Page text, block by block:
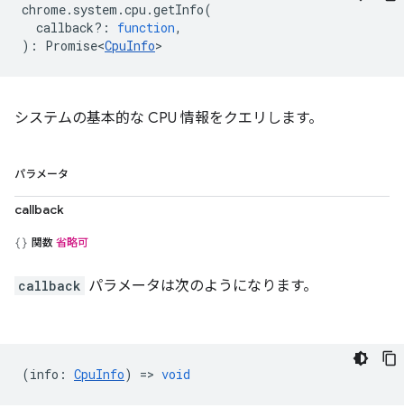
chrome. system .cpu .getInfo(
callback? : function,
) : Promise<CpuInfo>
システムの基本的な CPU 情報をクエリします。
パラメータ
callback
関数 省略可
callback パラメータは次のようになります。
(info : CpuInfo) => void